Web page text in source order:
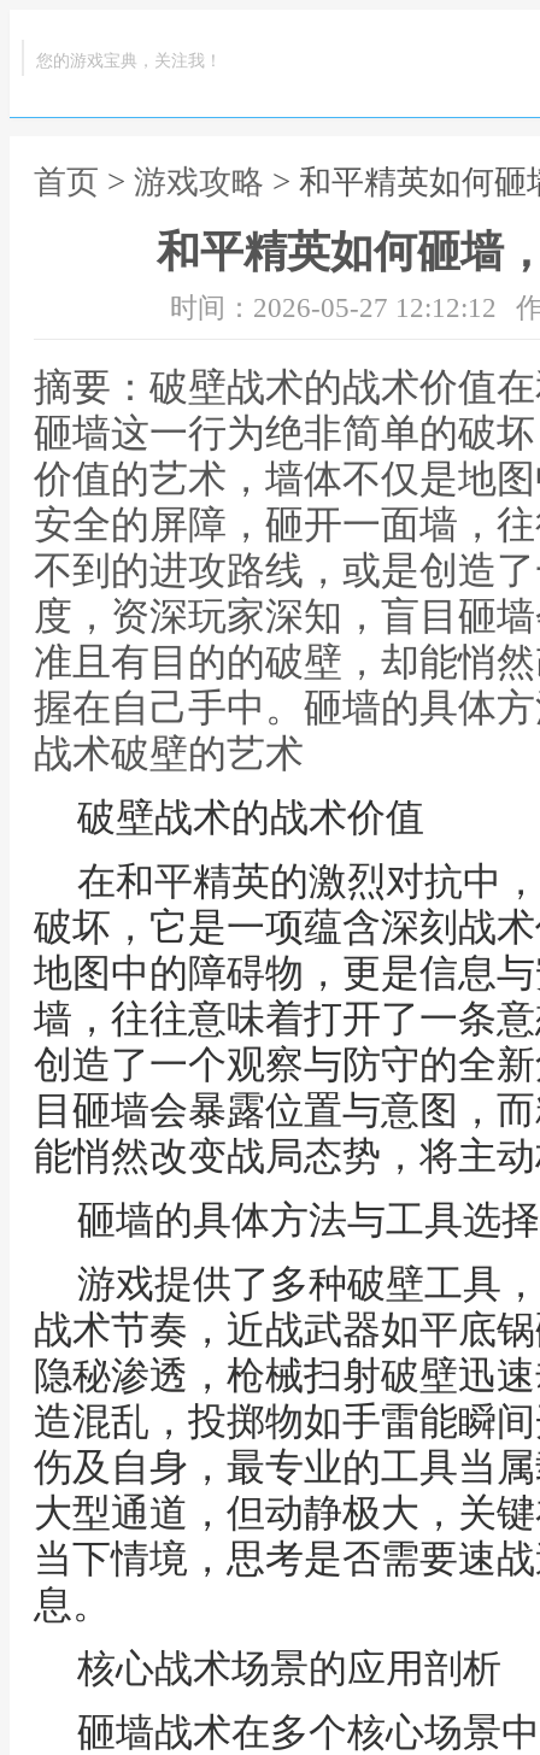
您的游戏宝典，关注我！
首页 > 游戏攻略 > 和平精英如何
和平精英如何砸墙
时间：2026-05-27 12:12:12
摘要：破壁战术的战术价值
砸墙这一行为绝非简单的破
价值的艺术，墙体不仅是地
安全的屏障，砸开一面墙，
不到的进攻路线，或是创造
度，资深玩家深知，盲目砸
准且有目的的破壁，却能悄
握在自己手中。砸墙的具体
战术破壁的艺术
破壁战术的战术价值
在和平精英的激烈对抗中
破坏，它是一项蕴含深刻战
地图中的障碍物，更是信息
墙，往往意味着打开了一条
创造了一个观察与防守的全
目砸墙会暴露位置与意图，
能悄然改变战局态势，将主
砸墙的具体方法与工具选择
游戏提供了多种破壁工具
战术节奏，近战武器如平底
隐秘渗透，枪械扫射破壁迅
造混乱，投掷物如手雷能瞬
伤及自身，最专业的工具当
大型通道，但动静极大，关
当下情境，思考是否需要速
息。
核心战术场景的应用剖析
砸墙战术在多个核心场景